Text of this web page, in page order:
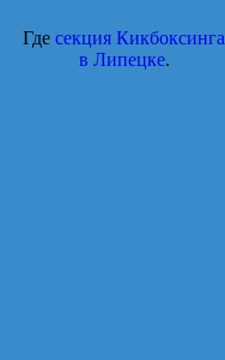
Где секция Кикбоксинга
в Липецке.